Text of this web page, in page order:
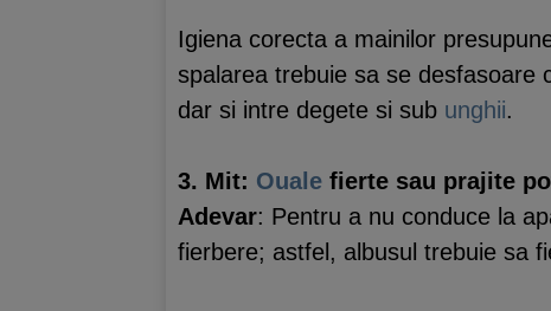
Igiena corecta a mainilor
spalarea trebuie sa se desfasoare
dar si intre degete si sub unghii.
3. Mit: Ouale fierte sau prajite
Adevar: Pentru a nu conduce la
fierbere; astfel, albusul trebuie sa